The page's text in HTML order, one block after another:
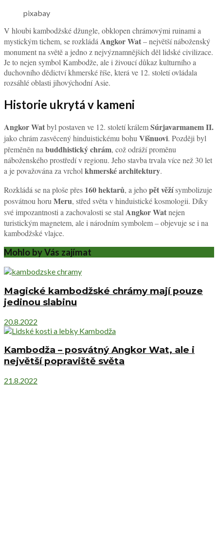
pixabay
V hloubi kambodžské džungle, obklopen chrámovými ruinami a
mystickým tichem, se rozkládá Angkor Wat– největší náboženský
monument na světě a jedno z nejvýznamnějších děl lidské civilizace.
Je to nejen symbol Kambodže, ale i živoucí důkaz kulturního a
duchovního dědictví khmerské říše, která ve 12. století ovládala
rozsáhlé oblasti jihovýchodní Asie.
Historie ukrytá v kameni
Angkor Watbyl postaven ve 12. století králemSúrjavarmanem II.
jako chrám zasvěcený hinduistickému bohu Višnuovi. Později byl
přeměněn na buddhistický chrám, což odráží proměnu
náboženského prostředí v regionu. Jeho stavba trvala více než 30 let
a je považována za vrchol khmerské architektury.
Rozkládá se na ploše přes 160 hektarů, a jehopět věžísymbolizuje
posvátnou horu Meru, střed světa v hinduistické kosmologii. Díky
své impozantnosti a zachovalosti se stal Angkor Watnejen
turistickým magnetem, ale i národním symbolem – objevuje se i na
kambodžské vlajce.
Mohlo by Vás zajímat
Magické kambodžské chrámy mají pouze
jedinou slabinu
20.8.2022
Kambodža – posvátný Angkor Wat, ale i
největší popraviště světa
21.8.2022